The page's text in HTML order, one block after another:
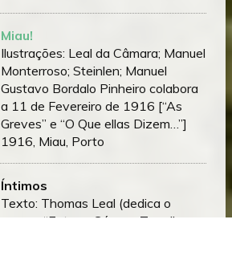
Miau!
Ilustrações: Leal da Câmara; Manuel
Monterroso; Steinlen; Manuel
Gustavo Bordalo Pinheiro colabora
a 11 de Fevereiro de 1916 [“As
Greves” e “O Que ellas Dizem…”]
1916, Miau, Porto
Íntimos
Texto: Thomas Leal (dedica o
poema “Entre o Céu e a Terra” a